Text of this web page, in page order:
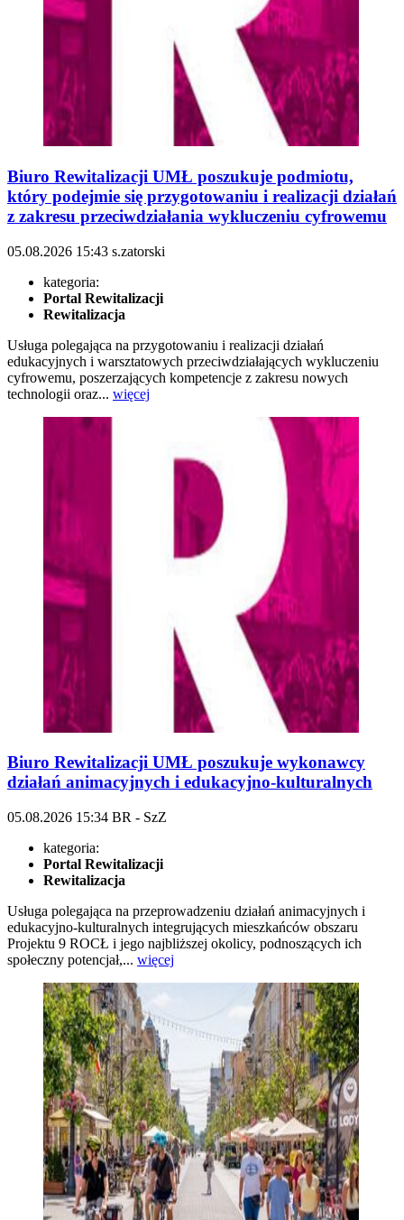
Biuro Rewitalizacji UMŁ poszukuje podmiotu,
który podejmie się przygotowaniu i realizacji działań
z zakresu przeciwdziałania wykluczeniu cyfrowemu
05.08.2026 15:43 s.zatorski
kategoria:
Portal Rewitalizacji
Rewitalizacja
Usługa polegająca na przygotowaniu i realizacji działań
edukacyjnych i warsztatowych przeciwdziałających wykluczeniu
cyfrowemu, poszerzających kompetencje z zakresu nowych
technologii oraz... więcej
Biuro Rewitalizacji UMŁ poszukuje wykonawcy
działań animacyjnych i edukacyjno-kulturalnych
05.08.2026 15:34 BR - SzZ
kategoria:
Portal Rewitalizacji
Rewitalizacja
Usługa polegająca na przeprowadzeniu działań animacyjnych i
edukacyjno-kulturalnych integrujących mieszkańców obszaru
Projektu 9 ROCŁ i jego najbliższej okolicy, podnoszących ich
społeczny potencjał,... więcej